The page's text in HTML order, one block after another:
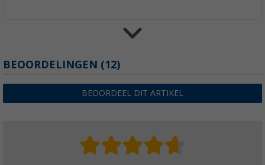
Haba losbreekkabel rood 100 cm
€ 3,99 Adviesprijs€ 10,99
BEOORDELINGEN (12)
BEOORDEEL DIT ARTIKEL